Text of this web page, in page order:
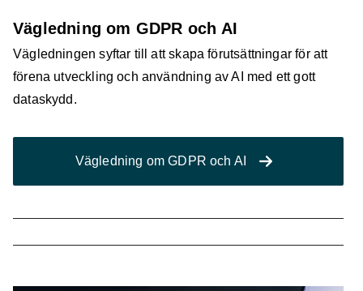
Vägledning om GDPR och AI
Vägledningen syftar till att skapa förutsättningar för att
förena utveckling och användning av AI med ett gott
dataskydd.
Vägledning om GDPR och AI